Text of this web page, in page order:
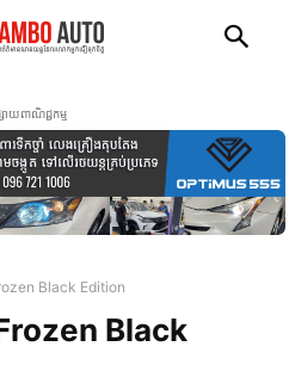
សាយពាណិជ្ជកម្ម
Black Edition
Black